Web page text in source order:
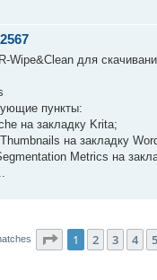
Wipe&Clean для
пункты:
на закладку Krita;
на закладку
Metrics на
Page 1of 168
1 2 3 4 5